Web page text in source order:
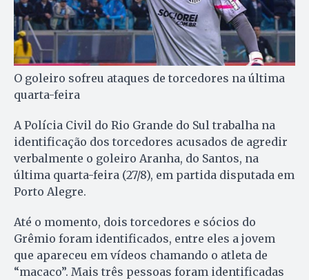
O goleiro sofreu ataques de torcedores na última
quarta-feira
A Polícia Civil do Rio Grande do Sul trabalha na
identificação dos torcedores acusados de agredir
verbalmente o goleiro Aranha, do Santos, na
última quarta-feira (27/8), em partida disputada em
Porto Alegre.
Até o momento, dois torcedores e sócios do
Grêmio foram identificados, entre eles a jovem
que apareceu em vídeos chamando o atleta de
“macaco”. Mais três pessoas foram identificadas